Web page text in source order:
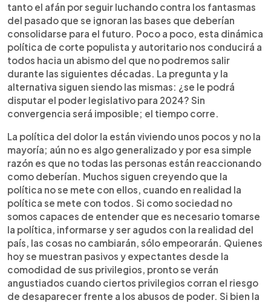
tanto el afán por seguir luchando contra los fantasmas
del pasado que se ignoran las bases que deberían
consolidarse para el futuro. Poco a poco, esta dinámica
política de corte populista y autoritario nos conducirá a
todos hacia un abismo del que no podremos salir
durante las siguientes décadas. La pregunta y la
alternativa siguen siendo las mismas: ¿se le podrá
disputar el poder legislativo para 2024? Sin
convergencia será imposible; el tiempo corre.
La política del dolor la están viviendo unos pocos y no la
mayoría; aún no es algo generalizado y por esa simple
razón es que no todas las personas están reaccionando
como deberían. Muchos siguen creyendo que la
política no se mete con ellos, cuando en realidad la
política se mete con todos. Si como sociedad no
somos capaces de entender que es necesario tomarse
la política, informarse y ser agudos con la realidad del
país, las cosas no cambiarán, sólo empeorarán. Quienes
hoy se muestran pasivos y expectantes desde la
comodidad de sus privilegios, pronto se verán
angustiados cuando ciertos privilegios corran el riesgo
de desaparecer frente a los abusos de poder. Si bien la